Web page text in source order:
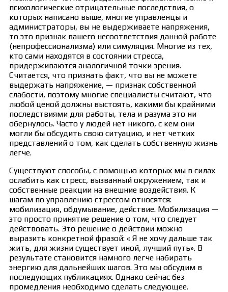
психологические отрицательные последствия, о
которых написано выше, многие управленцы и
администраторы, вы не выдерживаете напряжения,
то это признак вашего несоответствия данной работе
(непрофессионализма) или симуляция. Многие из тех,
кто сами находятся в состоянии стресса,
придерживаются аналогичной точки зрения.
Считается, что признать факт, что вы не можете
выдержать напряжение, — признак собственной
слабости, поэтому многие специалисты считают, что
любой ценой должны выстоять, какими бы крайними
последствиями для работы, тела и разума это ни
обернулось. Часто у людей нет никого, с кем они
могли бы обсудить свою ситуацию, и нет четких
представлений о том, как сделать собственную жизнь
легче.
Существуют способы, с помощью которых мы в силах
ослабить как стресс, вызванный окружением, так и
собственные реакции на внешние воздействия. К
шагам по управлению стрессом относятся:
мобилизация, обдумывание, действие. Мобилизация —
это просто принятие решение о том, что следует
действовать. Это решение о действии можно
выразить конкретной фразой: « Я не хочу дальше так
жить, для жизни существует иной, лучший путь». В
результате становится намного легче набирать
энергию для дальнейших шагов. Это мы обсудим в
последующих публикациях. Однако сейчас без
промедления необходимо сделать следующее.